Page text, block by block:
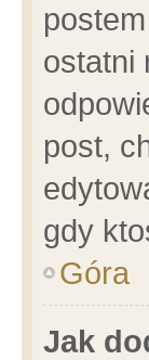
ostatni
post,
gdy
Góra
Jak